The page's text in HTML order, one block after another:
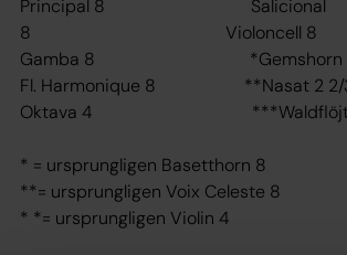
Principal 8 Salicional
8 Violoncell 8
Gamba 8 *Gemshorn
Fl. Harmonique 8 **Nasat 2 2/
Oktava 4 ***Waldflöjt
* = ursprungligen Basetthorn 8
**= ursprungligen Voix Celeste 8
* *= ursprungligen Violin 4